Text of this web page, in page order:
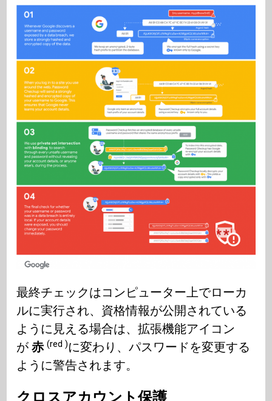
最終チェックはコンピューター上でローカ
ルに実行され、資格情報が公開されている
ように見える場合は、拡張機能アイコン
が赤(red )に変わり、パスワードを変更する
ように警告されます。
クロスアカウント保護